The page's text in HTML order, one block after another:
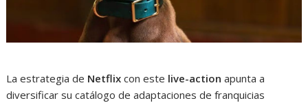
La estrategia de Netflix con este live-action apunta a
diversificar su catálogo de adaptaciones de franquicias